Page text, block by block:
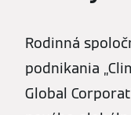
Rodinná
podnikania
Global